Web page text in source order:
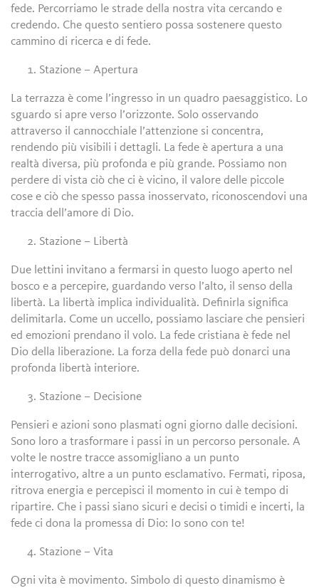
fede. Percorriamo le strade della nostra vita cercando e
credendo. Che questo sentiero possa sostenere questo
cammino di ricerca e di fede.
Stazione – Apertura
La terrazza è come l’ingresso in un quadro paesaggistico. Lo
sguardo si apre verso l’orizzonte. Solo osservando
attraverso il cannocchiale l’attenzione si concentra,
rendendo più visibili i dettagli. La fede è apertura a una
realtà diversa, più profonda e più grande. Possiamo non
perdere di vista ciò che ci è vicino, il valore delle piccole
cose e ciò che spesso passa inosservato, riconoscendovi una
traccia dell’amore di Dio.
Stazione – Libertà
Due lettini invitano a fermarsi in questo luogo aperto nel
bosco e a percepire, guardando verso l’alto, il senso della
libertà. La libertà implica individualità. Definirla significa
delimitarla. Come un uccello, possiamo lasciare che pensieri
ed emozioni prendano il volo. La fede cristiana è fede nel
Dio della liberazione. La forza della fede può donarci una
profonda libertà interiore.
Stazione – Decisione
Pensieri e azioni sono plasmati ogni giorno dalle decisioni.
Sono loro a trasformare i passi in un percorso personale. A
volte le nostre tracce assomigliano a un punto
interrogativo, altre a un punto esclamativo. Fermati, riposa,
ritrova energia e percepisci il momento in cui è tempo di
ripartire. Che i passi siano sicuri e decisi o timidi e incerti, la
fede ci dona la promessa di Dio: Io sono con te!
Stazione – Vita
Ogni vita è movimento. Simbolo di questo dinamismo è